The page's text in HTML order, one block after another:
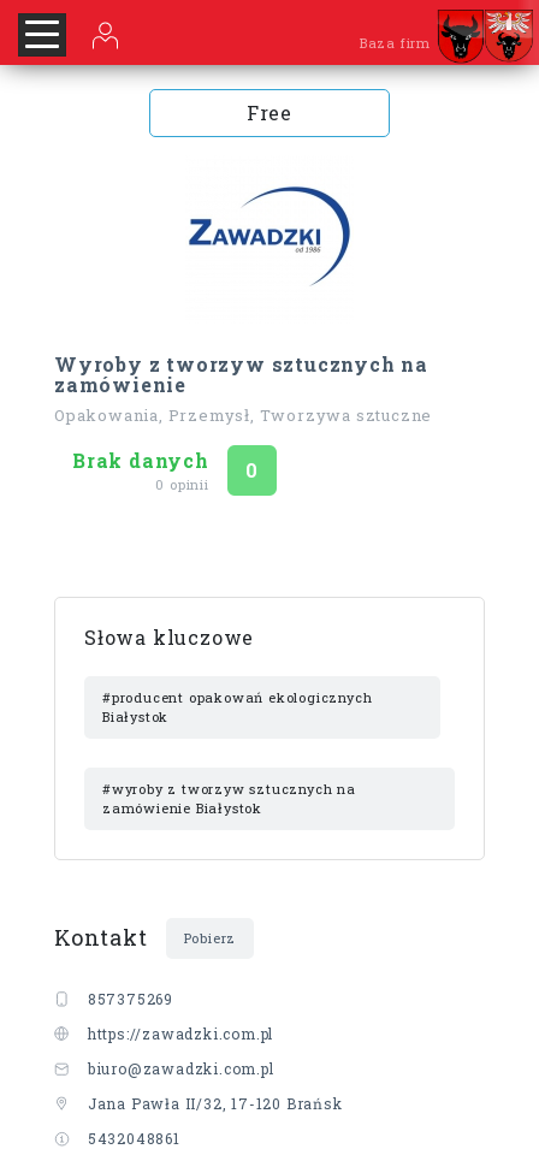
Baza firm
Free
Wyroby z tworzyw sztucznych na
zamówienie
Opakowania, Przemysł, Tworzywa sztuczne
Brak danych
0 opinii
Ocena
0
Słowa kluczowe
#producent opakowań ekologicznych
Białystok
#wyroby z tworzyw sztucznych na
zamówienie Białystok
Kontakt Pobierz
857375269
https://zawadzki.com.pl
biuro@zawadzki.com.pl
Jana Pawła II/32, 17-120 Brańsk
5432048861